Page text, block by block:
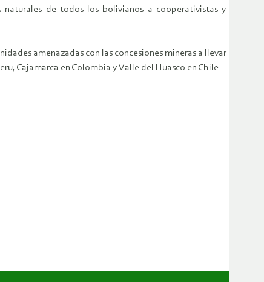
de todos los bolivianos a cooperativistas y
amenazadas con las concesiones mineras a llevar
Cajamarca en Colombia y Valle del Huasco en Chile